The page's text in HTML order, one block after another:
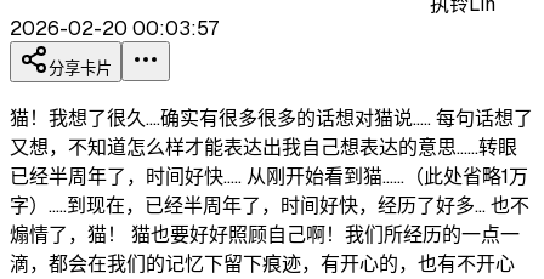
2026-02-20 00:03:57
分享卡片
猫！我想了很久....确实有很多很多的话想对猫说..... 每句话想了
又想，不知道怎么样才能表达出我自己想表达的意思......转眼
已经半周年了，时间好快..... 从刚开始看到猫......（此处省略1万
字）.....到现在，已经半周年了，时间好快，经历了好多... 也不
煽情了，猫！ 猫也要好好照顾自己啊！我们所经历的一点一
滴，都会在我们的记忆下留下痕迹，有开心的，也有不开心